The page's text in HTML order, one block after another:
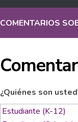
COMENTARIOS
¿Quiénes son